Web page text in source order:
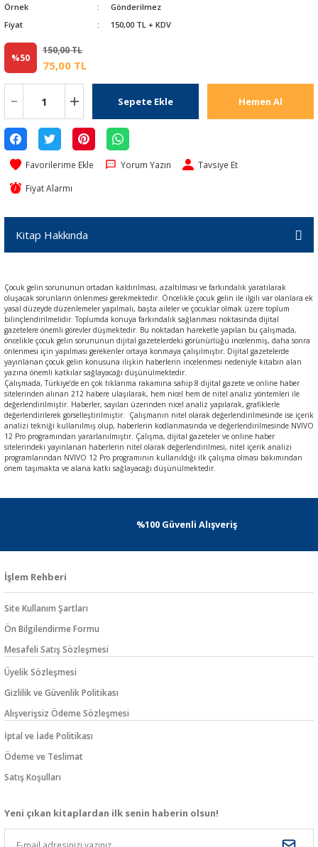
Örnek
Gönderilmez
Fiyat
150,00 TL + KDV
%50
150,00 TL
75,00 TL
Sepete Ekle Hemen Al
Yorum Yazın Tavsiye Et
Fiyat Alarmı
Kitap Hakkında
Çocuk gelin sorununun ortadan kaldırılması, azaltılması ve farkındalık yaratılarak
oluşacak sorunların önlenmesi gerekmektedir. Öncelikle çocuk gelin ile ilgili var olanlara ek
yasal düzeyde düzenlemeler yapılmalı, başta aileler ve çocuklar olmak üzere toplum
bilinçlendirilmelidir. Toplumda konuya farkındalık sağlanması noktasında dijital
gazetelere önemli görevler düşmektedir. Bu noktadan hareketle yapılan bu çalışmada,
öncelikle çocuk gelin sorununun dijital gazetelerdeki görünürlüğü incelenmiş, daha sonra
önlenmesi için yapılması gerekenler ortaya konmaya çalışılmıştır. Dijital gazetelerde
yayınlanan çocuk gelin konusuna ilişkin haberlerin incelenmesi nedeniyle kitabın alan
yazına önemli katkılar sağlayacağı düşünülmektedir.
Çalışmada, Türkiye’de en çok tıklanma rakamına sahip 8 dijital gazete ve online haber
sitelerinden alınan 212 habere ulaşılarak, hem nicel hem de nitel analiz yöntemleri ile
değerlendirilmiştir. Haberler, sayıları üzerinden nicel analiz yapılarak, grafiklerle
değerlendirilerek görselleştirilmiştir. Çalışmanın nitel olarak değerlendirilmesinde ise içerik
analizi tekniği kullanılmış olup, haberlerin kodlanmasında ve değerlendirilmesinde NVIVO
12 Pro programından yararlanılmıştır. Çalışma, dijital gazeteler ve online haber
sitelerindeki yayınlanan haberlerin nitel olarak değerlendirilmesi, nitel içerik analizi
programlarından NVIVO 12 Pro programının kullanıldığı ilk çalışma olması bakımından
önem taşımakta ve alana katkı sağlayacağı düşünülmektedir.
%100 Güvenli Alışveriş
İşlem Rehberi
Site Kullanım Şartları
Ön Bilgilendirme Formu
Mesafeli Satış Sözleşmesi
Üyelik Sözleşmesi
Gizlilik ve Güvenlik Politikası
Alışverişsiz Ödeme Sözleşmesi
İptal ve İade Politikası
Ödeme ve Teslimat
Satış Koşulları
Yeni çıkan kitaplardan ilk senin haberin olsun!